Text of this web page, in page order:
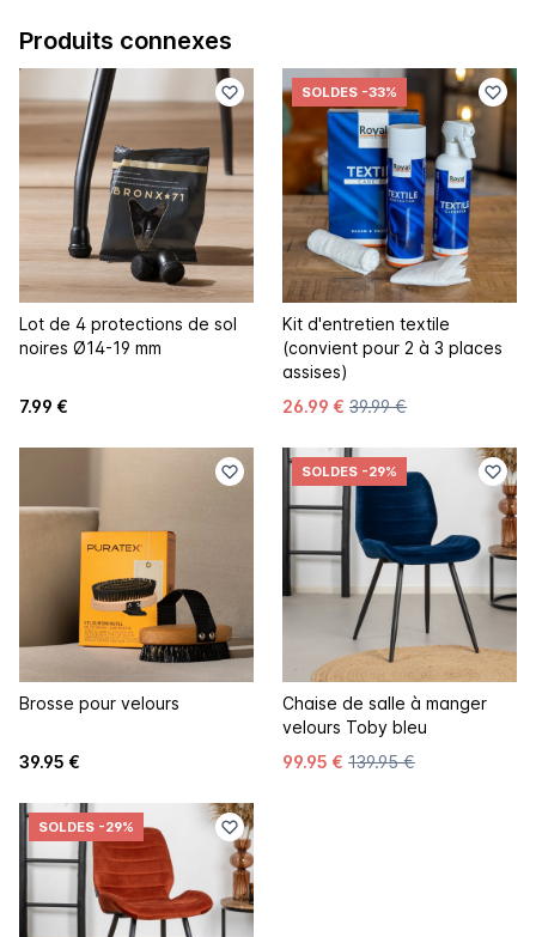
Produits connexes
Lot de 4 protections de sol
noires Ø14-19 mm
7.99 €
SOLDES -33%
Kit d'entretien textile
(convient pour 2 à 3 places
assises)
26.99 € 39.99 €
Brosse pour velours
39.95 €
SOLDES -29%
Chaise de salle à manger
velours Toby bleu
99.95 € 139.95 €
SOLDES -29%